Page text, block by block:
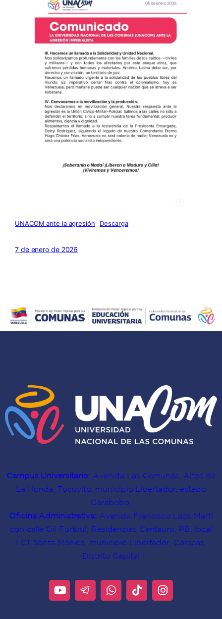
UNACOM ante la agresión Descarga
7 de enero de 2026
Campus Universitario: Avenida Las Comunas, Altos de
La Honda, Tocuyito, municipio Libertador, estado
Carabobo.
Oficina Administrativa: Avenida Francisco Lazo Martí
con calle Gil Fortoul, Residencias Centauro, PB, local
LC1, Santa Mónica, municipio Libertador, Caracas,
Distrito Capital